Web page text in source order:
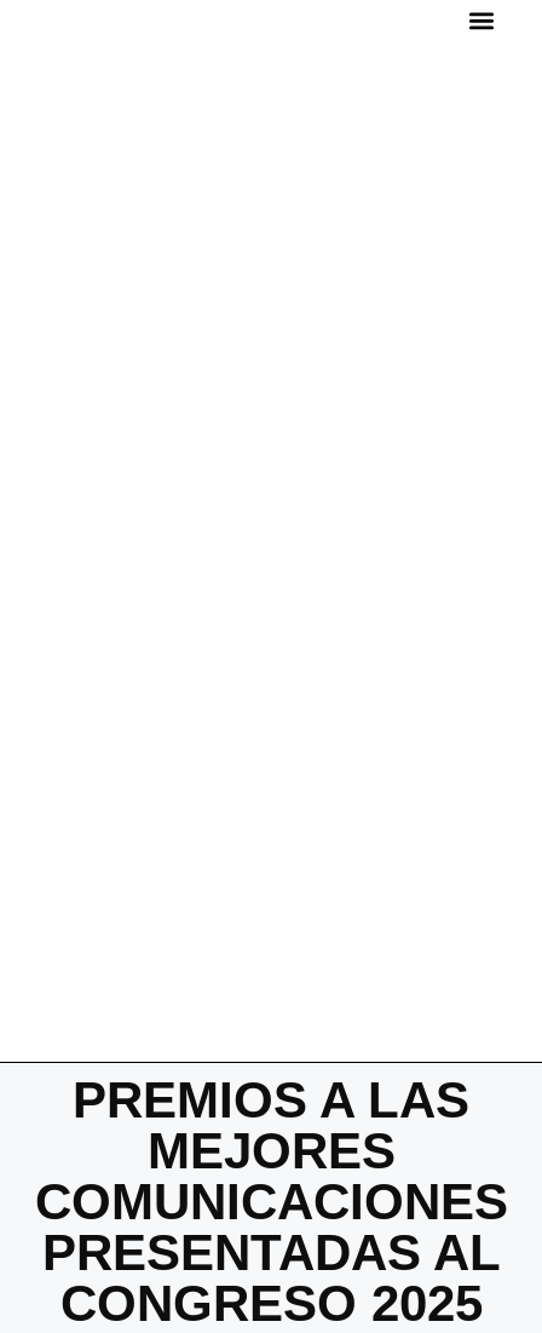
PREMIOS A LAS
MEJORES
COMUNICACIONES
PRESENTADAS AL
CONGRESO 2025